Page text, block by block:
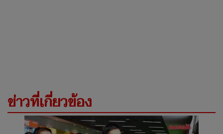
ข่าวที่เกี่ยวข้อง